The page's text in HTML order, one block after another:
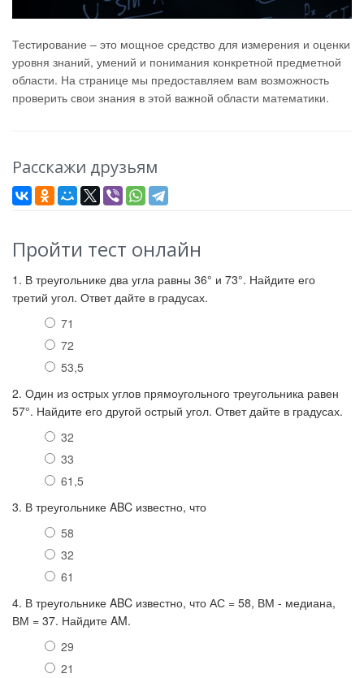
Тестирование – это мощное средство для измерения и оценки
уровня знаний, умений и понимания конкретной предметной
области. На странице мы предоставляем вам возможность
проверить свои знания в этой важной области математики.
Расскажи друзьям
Пройти тест онлайн
1. В треугольнике два угла равны 36° и 73°. Найдите его
третий угол. Ответ дайте в градусах.
71
72
53,5
2. Один из острых углов прямоугольного треугольника равен
57°. Найдите его другой острый угол. Ответ дайте в градусах.
32
33
61,5
3. В треугольнике ABC известно, что
58
32
61
4. В треугольнике ABC известно, что АС = 58, ВМ - медиана,
ВМ = 37. Найдите AM.
29
21